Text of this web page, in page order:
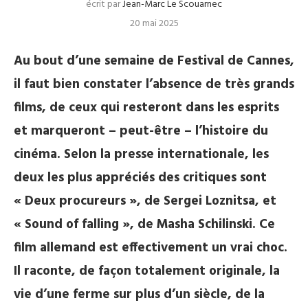
écrit parJean-Marc Le Scouarnec
20 mai 2025
Au bout d’une semaine de Festival de Cannes,
il faut bien constater l’absence de très grands
films, de ceux qui resteront dans les esprits
et marqueront – peut-être – l’histoire du
cinéma. Selon la presse internationale, les
deux les plus appréciés des critiques sont
« Deux procureurs », de Sergei Loznitsa, et
« Sound of falling », de Masha Schilinski. Ce
film allemand est effectivement un vrai choc.
Il raconte, de façon totalement originale, la
vie d’une ferme sur plus d’un siècle, de la